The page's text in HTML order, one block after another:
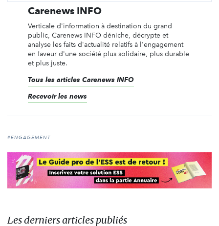
Carenews INFO
Verticale d'information à destination du grand
public, Carenews INFO déniche, décrypte et
analyse les faits d'actualité relatifs à l'engagement
en faveur d'une société plus solidaire, plus durable
et plus juste.
Tous les articles Carenews INFO
Recevoir les news
#ENGAGEMENT
Les derniers articles publiés